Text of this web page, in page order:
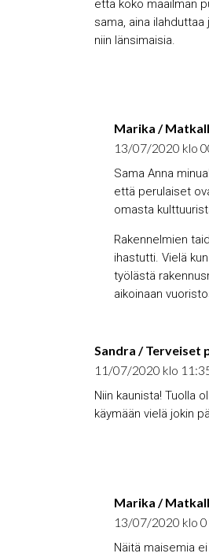
että koko maailman
sama, aina
niin länsimaisia.
Marika /
13/07/2020 klo
Sama Anna
että perulaiset
omasta
Rakennelmien
ihastutti. Vielä
työlästä
aikoinaan
Sandra / Terveiset
11/07/2020 klo
Niin kaunista! Tuolla
käymään vielä jokin
Marika /
13/07/2020 klo
Näitä maisemia